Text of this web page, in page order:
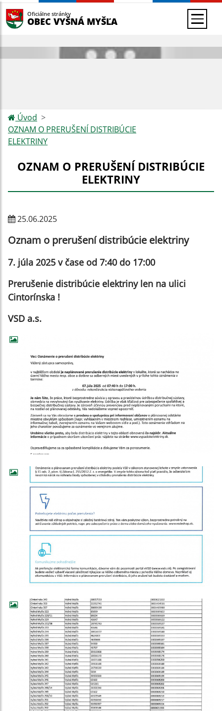
Oficiálne stránky
OBEC VYŠNÁ MYŠĽA
Úvod
OZNAM O PRERUŠENÍ DISTRIBÚCIE
ELEKTRINY
OZNAM O PRERUŠENÍ DISTRIBÚCIE
ELEKTRINY
25.06.2025
Oznam o prerušení distribúcie elektriny
7. júla 2025 v čase od 7:40 do 17:00
Prerušenie distribúcie elektriny len na ulici
Cintorínska !
VSD a.s.